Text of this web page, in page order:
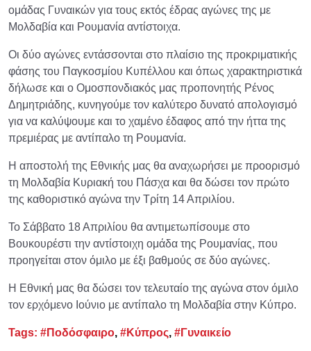
ομάδας Γυναικών για τους εκτός έδρας αγώνες της με
Μολδαβία και Ρουμανία αντίστοιχα.
Οι δύο αγώνες εντάσσονται στο πλαίσιο της προκριματικής
φάσης του Παγκοσμίου Κυπέλλου και όπως χαρακτηριστικά
δήλωσε και ο Ομοσπονδιακός μας προπονητής Ρένος
Δημητριάδης, κυνηγούμε τον καλύτερο δυνατό απολογισμό
για να καλύψουμε και το χαμένο έδαφος από την ήττα της
πρεμιέρας με αντίπαλο τη Ρουμανία.
Η αποστολή της Εθνικής μας θα αναχωρήσει με προορισμό
τη Μολδαβία Κυριακή του Πάσχα και θα δώσει τον πρώτο
της καθοριστικό αγώνα την Τρίτη 14 Απριλίου.
Το Σάββατο 18 Απριλίου θα αντιμετωπίσουμε στο
Βουκουρέστι την αντίστοιχη ομάδα της Ρουμανίας, που
προηγείται στον όμιλο με έξι βαθμούς σε δύο αγώνες.
Η Εθνική μας θα δώσει τον τελευταίο της αγώνα στον όμιλο
τον ερχόμενο Ιούνιο με αντίπαλο τη Μολδαβία στην Κύπρο.
Tags: #Ποδόσφαιρο, #Κύπρος, #Γυναικείο